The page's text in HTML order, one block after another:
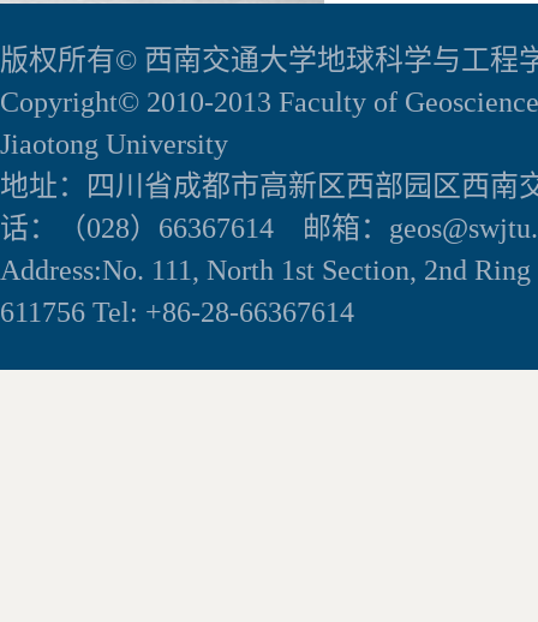
版权所有© 西南交通大学地球科学与工程
Copyright© 2010-2013 Faculty of
Jiaotong University
地址：四川省成都市高新区西部园区
话：（028）66367614 邮箱：
Address:No. 111, North 1st Section, 2nd
611756 Tel: +86-28-66367614